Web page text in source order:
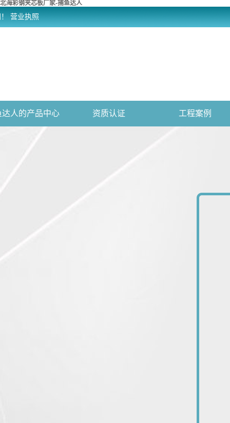
北海彩钢夹芯板厂家-捕鱼达人
营业执照
达人的产品中心 资质认证 工程案例